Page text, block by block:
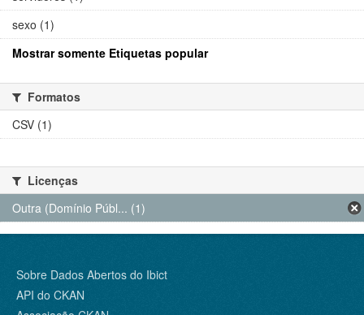
sexo (1)
Mostrar somente Etiquetas popular
Formatos
CSV (1)
Licenças
Outra (Domínio Públ... (1)
Sobre Dados Abertos do Ibict
API do CKAN